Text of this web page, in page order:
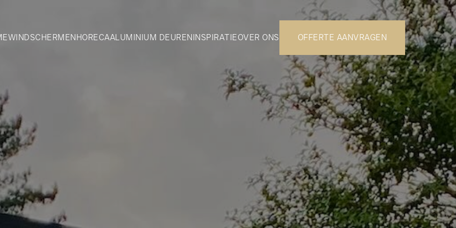
WINDSCHERMENHORECAALUMINIUM DEURENINSPIRATIEOVER ONS OFFERTE AANVRAGEN